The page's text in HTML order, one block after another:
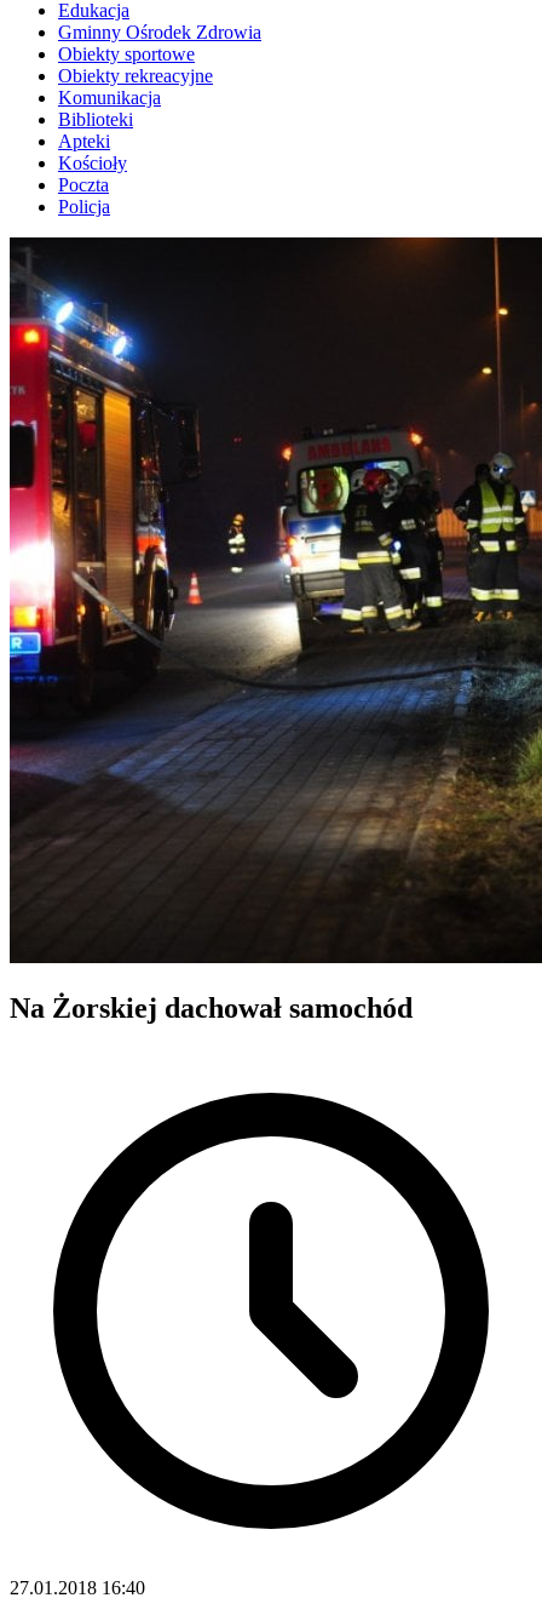
Edukacja
Gminny Ośrodek Zdrowia
Obiekty sportowe
Obiekty rekreacyjne
Komunikacja
Biblioteki
Apteki
Kościoły
Poczta
Policja
Na Żorskiej dachował samochód
27.01.2018 16:40